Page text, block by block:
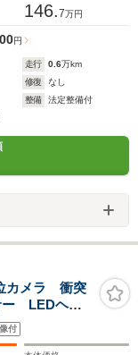
146.7万円
円
走行 0.6万km
修復
なし
整備
法定整備付
カメラ 衝突
ー LEDヘッ
動スライド
ヒーター
付